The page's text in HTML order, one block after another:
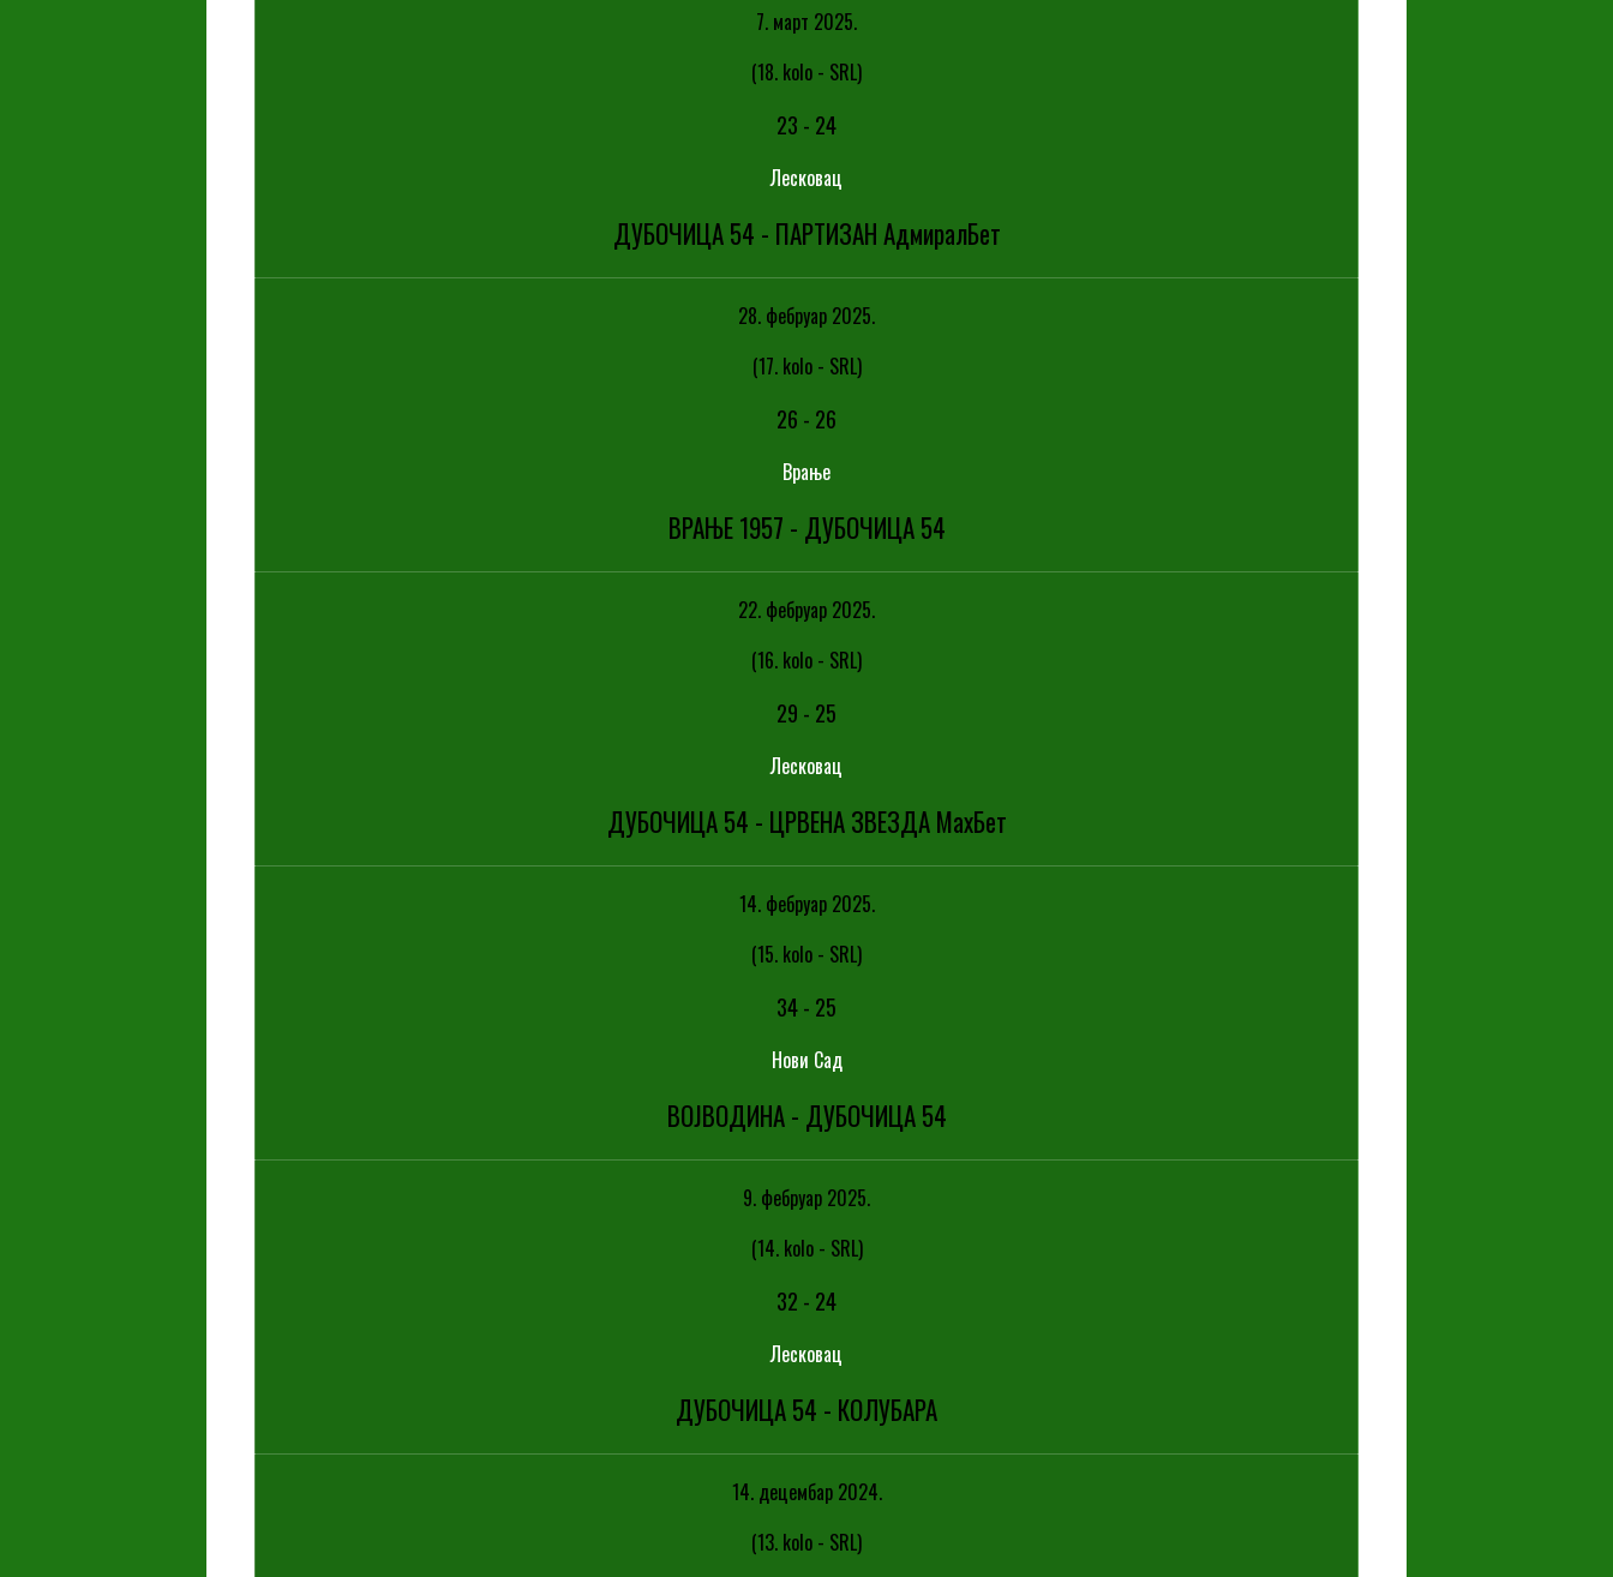
7. март 2025.
(18. kolo - SRL)
23 - 24
Лесковац
ДУБОЧИЦА 54 - ПАРТИЗАН АдмиралБет
28. фебруар 2025.
(17. kolo - SRL)
26 - 26
Врање
ВРАЊЕ 1957 - ДУБОЧИЦА 54
22. фебруар 2025.
(16. kolo - SRL)
29 - 25
Лесковац
ДУБОЧИЦА 54 - ЦРВЕНА ЗВЕЗДА МаxБет
14. фебруар 2025.
(15. kolo - SRL)
34- 25
Нови Сад
ВОЈВОДИНА - ДУБОЧИЦА 54
9. фебруар 2025.
(14. kolo - SRL)
32 - 24
Лесковац
ДУБОЧИЦА 54 - КОЛУБАРА
14. децембар 2024.
(13. kolo - SRL)